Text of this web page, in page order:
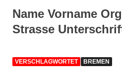
Name Vorname
Strasse
VERSCHLAGWORTET BREMEN